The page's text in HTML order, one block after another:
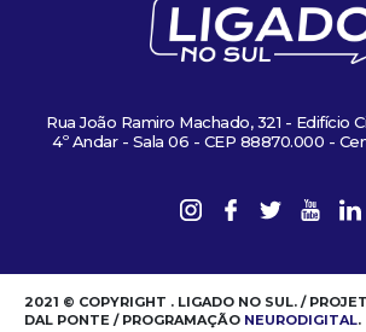
Rua João Ramiro Machado, 321 - Edifício
4º Andar - Sala 06 - CEP 88870.000 -
2021 © COPYRIGHT . LIGADO NO SUL. /
DAL PONTE / PROGRAMAÇÃO NEURODIGITAL.